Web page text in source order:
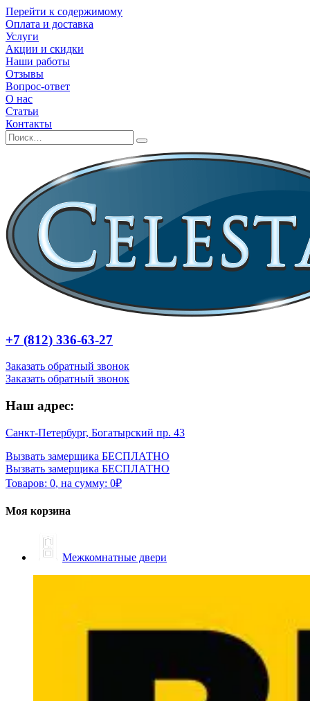
Перейти к содержимому
Оплата и доставка
Услуги
Акции и скидки
Наши работы
Отзывы
Вопрос-ответ
О нас
Статьи
Контакты
+7 (812) 336-63-27
Заказать обратный звонок
Заказать обратный звонок
Наш адрес:
Санкт-Петербург, Богатырский пр. 43
Вызвать замерщика БЕСПЛАТНО
Вызвать замерщика БЕСПЛАТНО
Товаров: 0, на сумму: 0₽
Моя корзина
Межкомнатные двери